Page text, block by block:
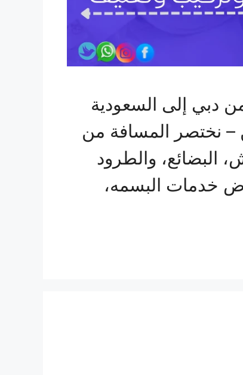
دبي إلى السعودية
– نختصر المسافة من
البضائع، والطرود
خدمات البسمه،